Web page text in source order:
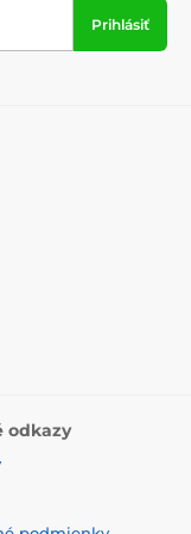
starostlivosti
Prihlásiť
odkazy